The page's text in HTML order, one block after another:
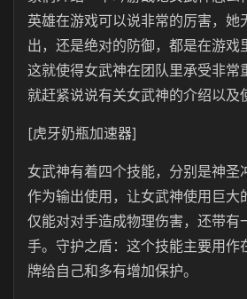
英雄在游戏可以说非常的厉害，她
出，还是绝对的防御，都是在游戏
这就使得女武神在团队里承受非常
就赶紧说说有关女武神的介绍以及
[虎牙奶瓶加速器]
女武神有着四个技能，分别是神圣
作为输出使用，让女武神使用巨大
仅能对对手造成物理伤害，还带有
手。守护之盾：这个技能主要用作
牌给自己和多有增加保护。